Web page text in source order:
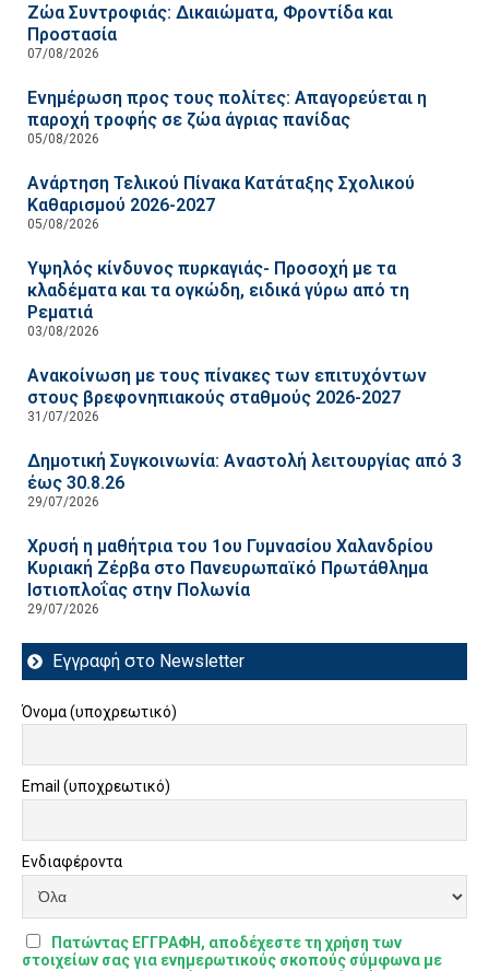
Ζώα Συντροφιάς: Δικαιώματα, Φροντίδα και
Προστασία
07/08/2026
Ενημέρωση προς τους πολίτες: Απαγορεύεται η
παροχή τροφής σε ζώα άγριας πανίδας
05/08/2026
Ανάρτηση Τελικού Πίνακα Κατάταξης Σχολικού
Καθαρισμού 2026-2027
05/08/2026
Υψηλός κίνδυνος πυρκαγιάς- Προσοχή με τα
κλαδέματα και τα ογκώδη, ειδικά γύρω από τη
Ρεματιά
03/08/2026
Ανακοίνωση με τους πίνακες των επιτυχόντων
στους βρεφονηπιακούς σταθμούς 2026-2027
31/07/2026
Δημοτική Συγκοινωνία: Αναστολή λειτουργίας από 3
έως 30.8.26
29/07/2026
Χρυσή η μαθήτρια του 1ου Γυμνασίου Χαλανδρίου
Κυριακή Ζέρβα στο Πανευρωπαϊκό Πρωτάθλημα
Ιστιοπλοΐας στην Πολωνία
29/07/2026
Εγγραφή στο Newsletter
Όνομα (υποχρεωτικό)
Email (υποχρεωτικό)
Ενδιαφέροντα
Πατώντας ΕΓΓΡΑΦΗ, αποδέχεστε τη χρήση των
στοιχείων σας για ενημερωτικούς σκοπούς σύμφωνα με